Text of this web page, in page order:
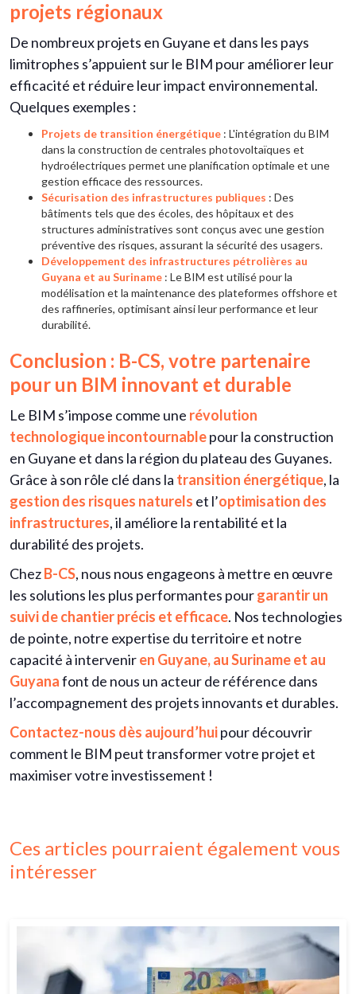
projets régionaux
De nombreux projets en Guyane et dans les pays
limitrophes s’appuient sur le BIM pour améliorer leur
efficacité et réduire leur impact environnemental.
Quelques exemples :
Projets de transition énergétique : L'intégration du BIM
dans la construction de centrales photovoltaïques et
hydroélectriques permet une planification optimale et une
gestion efficace des ressources.
Sécurisation des infrastructures publiques : Des
bâtiments tels que des écoles, des hôpitaux et des
structures administratives sont conçus avec une gestion
préventive des risques, assurant la sécurité des usagers.
Développement des infrastructures pétrolières au
Guyana et au Suriname : Le BIM est utilisé pour la
modélisation et la maintenance des plateformes offshore et
des raffineries, optimisant ainsi leur performance et leur
durabilité.
Conclusion : B-CS, votre partenaire
pour un BIM innovant et durable
Le BIM s’impose comme une révolution
technologique incontournablepour la construction
en Guyane et dans la région du plateau des Guyanes.
Grâce à son rôle clé dans la transition énergétique, la
gestion des risques naturels et l’optimisation des
infrastructures, il améliore la rentabilité et la
durabilité des projets.
ChezB-CS, nous nous engageons à mettre en œuvre
les solutions les plus performantes pourgarantir un
suivi de chantier précis et efficace. Nos technologies
de pointe, notre expertise du territoire et notre
capacité à interveniren Guyane, au Suriname et au
Guyanafont de nous un acteur de référence dans
l’accompagnement des projets innovants et durables.
Contactez-nous dès aujourd’huipour découvrir
comment le BIM peut transformer votre projet et
maximiser votre investissement !
Ces articles pourraient également vous
intéresser